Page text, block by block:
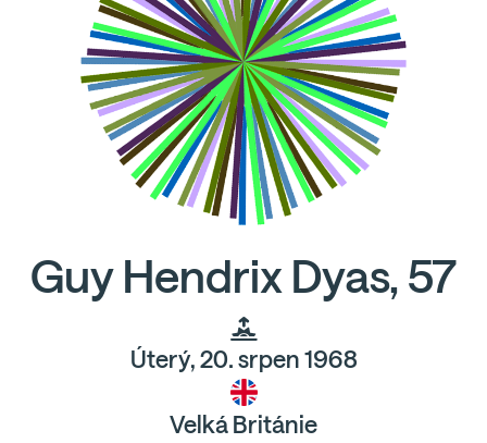
Guy Hendrix Dyas, 57
Úterý, 20. srpen 1968
Velká Británie